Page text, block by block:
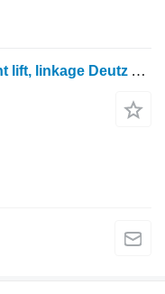
Front lift, linkage Deutz-Fahr Front lift, linkage Deutz Agrotron TTV 620 001797674 для трактора колесного Deutz-Fahr Agrotron TTV 620